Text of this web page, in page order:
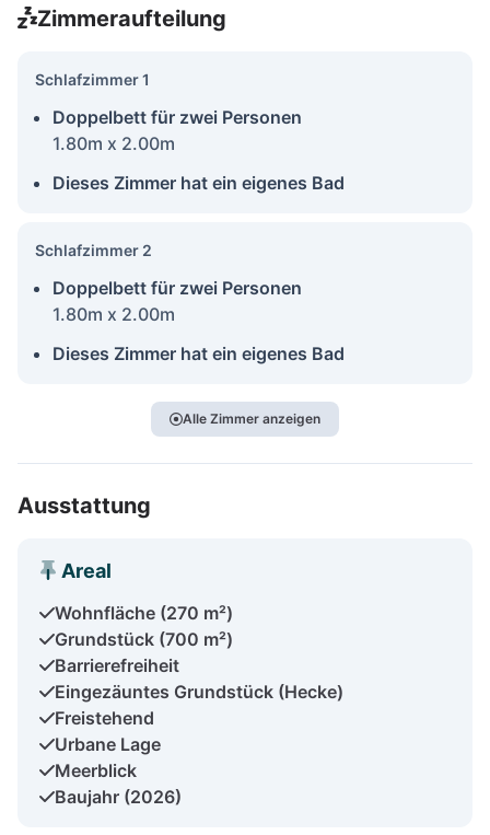
Zimmeraufteilung
Schlafzimmer 1
Doppelbett für zwei Personen
1.80m x 2.00m
Dieses Zimmer hat ein eigenes Bad
Schlafzimmer 2
Doppelbett für zwei Personen
1.80m x 2.00m
Dieses Zimmer hat ein eigenes Bad
Alle Zimmer anzeigen
Ausstattung
Areal
Wohnfläche (270 m²)
Grundstück (700 m²)
Barrierefreiheit
Eingezäuntes Grundstück (Hecke)
Freistehend
Urbane Lage
Meerblick
Baujahr (2026)